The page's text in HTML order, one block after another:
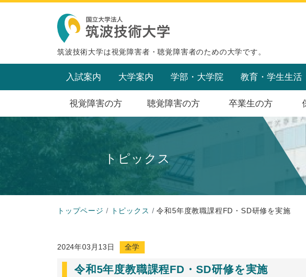
筑波技術大学は視覚障害者・聴覚障害者のための大学です。
入試案内 大学案内 学部・大学院 教育・学生生活
視覚障害の方 聴覚障害の方 卒業生の方
トピックス
トップページ トピックス 令和5年度教職課程FD・SD研修を実施
2024年03月13日 全学
令和5年度教職課程FD・SD研修を実施